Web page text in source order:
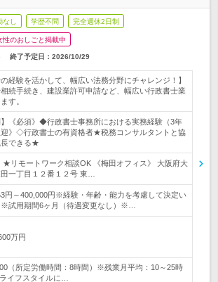
なし 学歴不問 完全週休2日制
性のおしごと掲載中
終了予定日： 2026/10/29
の経験を活かして、幅広い法務分野にチャレンジ！】
続手続き、建設業許可申請など、幅広い行政書士業
す。
】《必須》◆行政書士事務所における実務経験（3年
迎》◇行政書士の有資格者★税務コンサルタントと協
長できる★
リモートワーク相談OK 《梅田オフィス》 大阪府大
一丁目１２番１２号 東…
円～400,000円※経験・年齢・能力を考慮して決定い
※試用期間6ヶ月（待遇変更なし）※…
万円
（所定労働時間：8時間）※残業月平均：10～25時
フスタイルに…